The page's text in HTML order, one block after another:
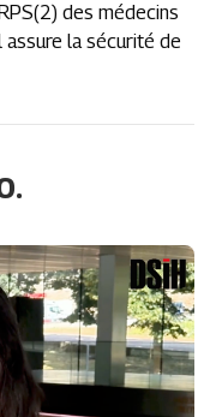
des médecins
assure la sécurité de